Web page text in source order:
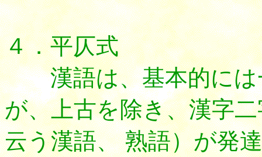
４．平仄式
漢語は、基本的には
が、上古を除き、漢字
云う漢語、 熟語）が発